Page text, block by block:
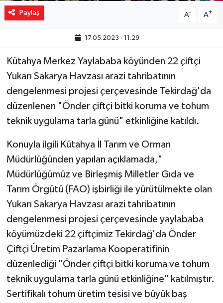
Paylaş A- A+
17.05.2023 - 11:29
Kütahya Merkez Yaylababa köyünden 22 çiftçi
Yukarı Sakarya Havzası arazi tahribatının
dengelenmesi projesi çerçevesinde Tekirdağ'da
düzenlenen "Önder çiftçi bitki koruma ve tohum
teknik uygulama tarla günü" etkinliğine katıldı.
Konuyla ilgili Kütahya İl Tarım ve Orman
Müdürlüğünden yapılan açıklamada,"
Müdürlüğümüz ve Birleşmiş Milletler Gıda ve
Tarım Örgütü (FAO) işbirliği ile yürütülmekte olan
Yukarı Sakarya Havzası arazi tahribatının
dengelenmesi projesi çerçevesinde yaylababa
köyümüzdeki 22 çiftçimiz Tekirdağ'da Önder
Çiftçi Üretim Pazarlama Kooperatifinin
düzenlediği "Önder çiftçi bitki koruma ve tohum
teknik uygulama tarla günü etkinliğine" katılmıştır.
Sertifikalı tohum üretim tesisi ve büyük baş